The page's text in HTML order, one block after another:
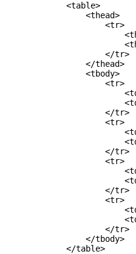
            <table>
                <thead>
                    <tr>
                    </tr>
                </thead>
                <tbody>
                    <tr>
                    </tr>
                    <tr>
                    </tr>
                    <tr>
                    </tr>
                    <tr>
                    </tr>
                </tbody>
            </table>